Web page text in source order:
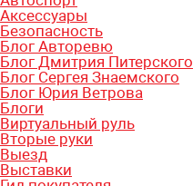
Аксессуары
Безопасность
Блог Авторевю
Блог Дмитрия Питерского
Блог Сергея Знаемского
Блог Юрия Ветрова
Блоги
Виртуальный руль
Вторые руки
Выезд
Выставки